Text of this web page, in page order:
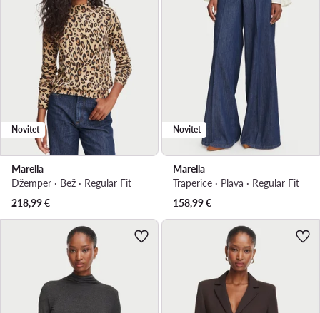
Novitet
Marella
Džemper · Bež · Regular Fit
218,99€
Novitet
Marella
Traperice · Plava · Regular Fit
158,99€